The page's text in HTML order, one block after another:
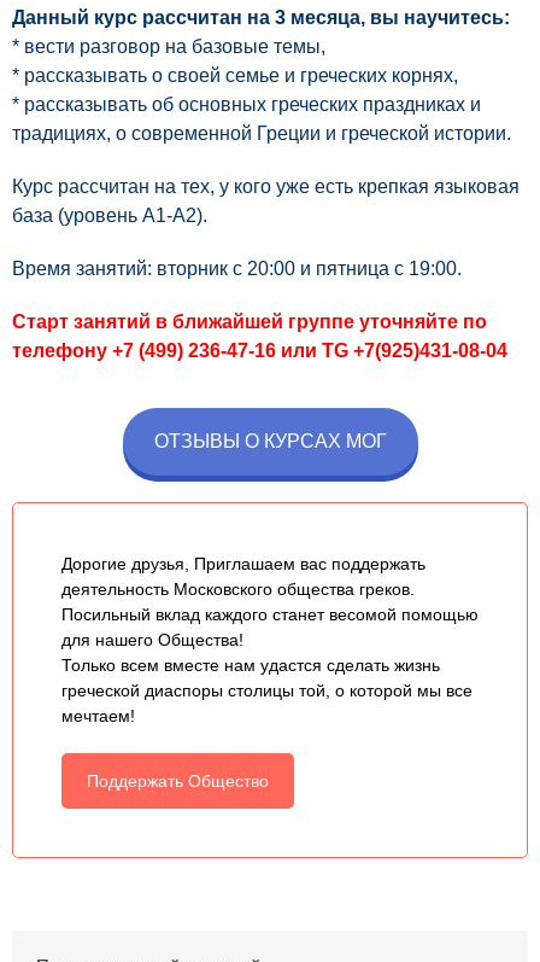
Данный курс рассчитан на 3 месяца, вы научитесь:
* вести разговор на базовые темы,
* рассказывать о своей семье и греческих корнях,
* рассказывать об основных греческих праздниках и
традициях, о современной Греции и греческой истории.
Курс рассчитан на тех, у кого уже есть крепкая языковая
база (уровень А1-А2).
Время занятий: вторник с 20:00 и пятница с 19:00.
Старт занятий в ближайшей группе уточняйте по
телефону +7 (499) 236-47-16 или TG +7(925)431-08-04
ОТЗЫВЫ О КУРСАХ МОГ
Дорогие друзья, Приглашаем вас поддержать
деятельность Московского общества греков.
Посильный вклад каждого станет весомой помощью
для нашего Общества!
Только всем вместе нам удастся сделать жизнь
греческой диаспоры столицы той, о которой мы все
мечтаем!
Поддержать Общество